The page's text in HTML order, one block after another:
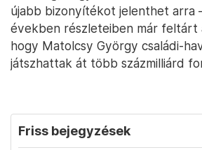
újabb bizonyítékot jelenthet arra
években részleteiben már feltárt
hogy Matolcsy György családi-
játszhattak át több százmilliárd
Friss bejegyzések